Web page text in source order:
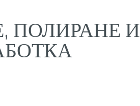
ПОЛИРАНЕ И